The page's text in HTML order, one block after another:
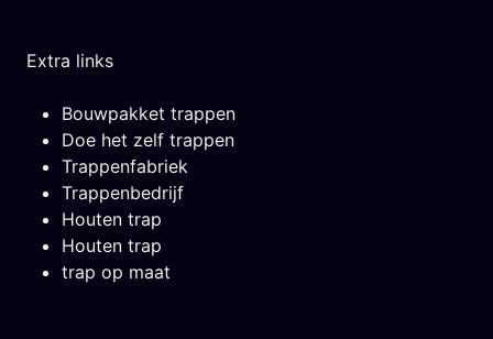
Extra links
Bouwpakket trappen
Doe het zelf trappen
Trappenfabriek
Trappenbedrijf
Houten trap
Houten trap
trap op maat